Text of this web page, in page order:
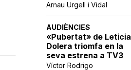
Arnau Urgell i Vidal
AUDIÈNCIES
«Pubertat» de Leticia
Dolera triomfa en la
seva estrena a TV3
Víctor Rodrigo